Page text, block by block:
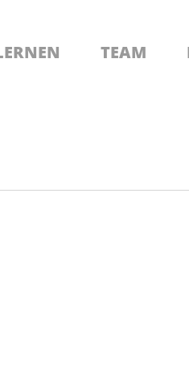
TEAM